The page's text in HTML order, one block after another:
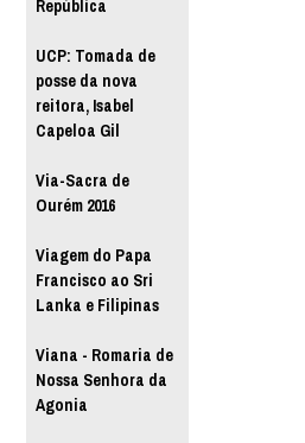
República
UCP: Tomada de
posse da nova
reitora, Isabel
Capeloa Gil
Via-Sacra de
Ourém 2016
Viagem do Papa
Francisco ao Sri
Lanka e Filipinas
Viana - Romaria de
Nossa Senhora da
Agonia